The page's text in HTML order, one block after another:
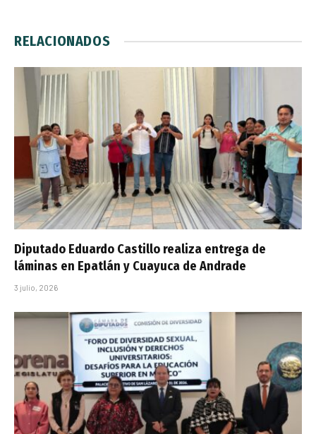
RELACIONADOS
Diputado Eduardo Castillo realiza entrega de
láminas en Epatlán y Cuayuca de Andrade
3 julio, 2026